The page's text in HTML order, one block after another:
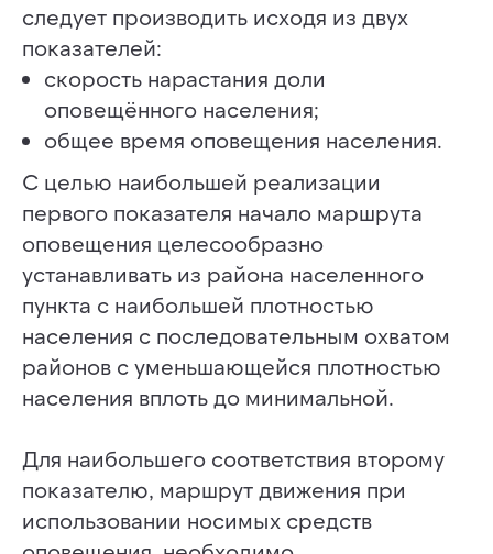
следует производить исходя из двух
показателей:
скорость нарастания доли
оповещённого населения;
общее время оповещения населения.
С целью наибольшей реализации
первого показателя начало маршрута
оповещения целесообразно
устанавливать из района населенного
пункта с наибольшей плотностью
населения с последовательным охватом
районов с уменьшающейся плотностью
населения вплоть до минимальной.
Для наибольшего соответствия второму
показателю, маршрут движения при
использовании носимых средств